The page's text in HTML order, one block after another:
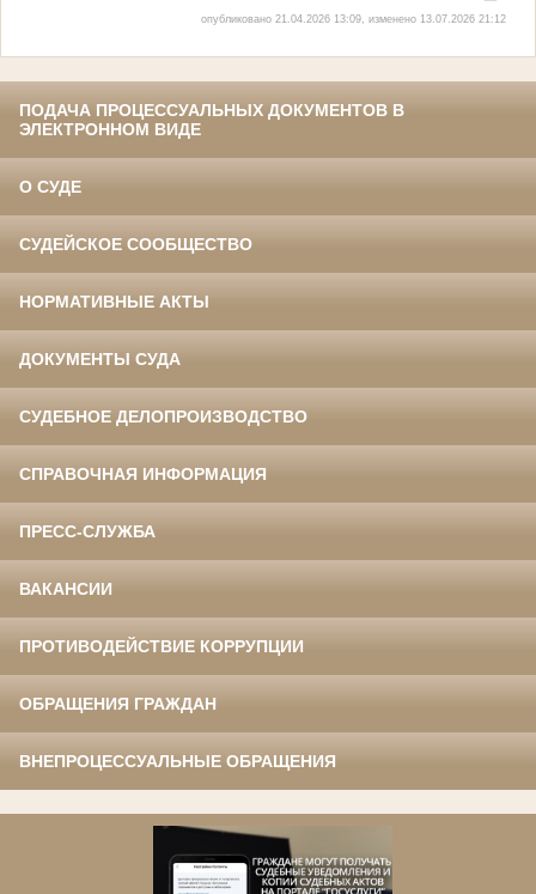
опубликовано 21.04.2026 13:09, изменено 13.07.2026 21:12
ПОДАЧА ПРОЦЕССУАЛЬНЫХ ДОКУМЕНТОВ В
ЭЛЕКТРОННОМ ВИДЕ
О СУДЕ
СУДЕЙСКОЕ СООБЩЕСТВО
НОРМАТИВНЫЕ АКТЫ
ДОКУМЕНТЫ СУДА
СУДЕБНОЕ ДЕЛОПРОИЗВОДСТВО
СПРАВОЧНАЯ ИНФОРМАЦИЯ
ПРЕСС-СЛУЖБА
ВАКАНСИИ
ПРОТИВОДЕЙСТВИЕ КОРРУПЦИИ
ОБРАЩЕНИЯ ГРАЖДАН
ВНЕПРОЦЕССУАЛЬНЫЕ ОБРАЩЕНИЯ